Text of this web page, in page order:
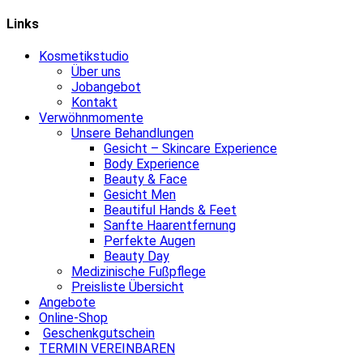
Links
Kosmetikstudio
Über uns
Jobangebot
Kontakt
Verwöhnmomente
Unsere Behandlungen
Gesicht – Skincare Experience
Body Experience
Beauty & Face
Gesicht Men
Beautiful Hands & Feet
Sanfte Haarentfernung
Perfekte Augen
Beauty Day
Medizinische Fußpflege
Preisliste Übersicht
Angebote
Online-Shop
Geschenkgutschein
TERMIN VEREINBAREN